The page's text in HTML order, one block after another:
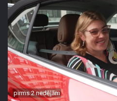
pirms 2 nedēļām